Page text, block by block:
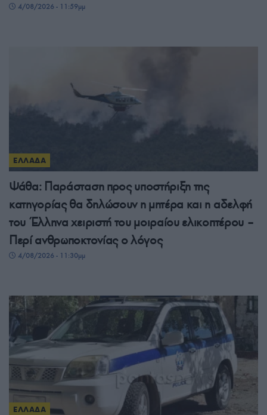
4/08/2026 - 11:59μμ
ΕΛΛΑΔΑ
Ψάθα: Παράσταση προς υποστήριξη της
κατηγορίας θα δηλώσουν η μητέρα και η αδελφή
του Έλληνα χειριστή του μοιραίου ελικοπτέρου –
Περί ανθρωποκτονίας ο λόγος
4/08/2026 - 11:30μμ
ΕΛΛΑΔΑ